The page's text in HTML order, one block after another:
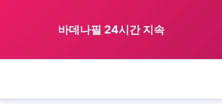
바데나필 24시간 지속